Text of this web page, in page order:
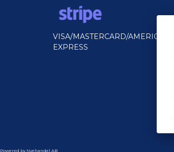
VISA/MASTERCARD/AMERICAN
EXPRESS
Powered by Nyehandel AB